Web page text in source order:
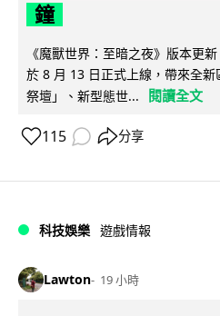
鐘
《魔獸世界：至暗之夜》版本更
於 8 月 13 日正式上線，帶來全
祭壇」、新型態世...
閱讀全文
115 分享
科技娛樂 遊戲情報
Lawton 19 小時